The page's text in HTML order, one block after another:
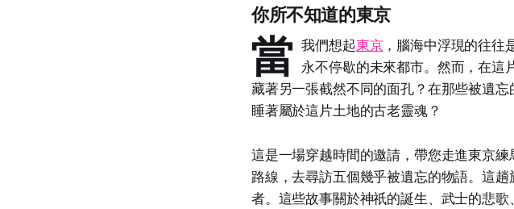
你所不知道的東京
當 我們想起東京，腦海中浮現的往往
永不停歇的未來都市。然而，在這
藏著另一張截然不同的面孔？在那些被遺
睡著屬於這片土地的古老靈魂？
這是一場穿越時間的邀請，帶您走進東京練
路線，去尋訪五個幾乎被遺忘的物語。這
者。這些故事關於神祇的誕生、武士的悲